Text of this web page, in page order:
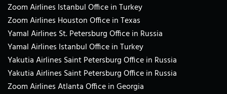
Zoom Airlines Istanbul Office in Turkey
Zoom Airlines Houston Office in Texas
Yamal Airlines St. Petersburg Office in Russia
Yamal Airlines Istanbul Office in Turkey
Yakutia Airlines Saint Petersburg Office in Russia
Yakutia Airlines Saint Petersburg Office in Russia
Zoom Airlines Atlanta Office in Georgia